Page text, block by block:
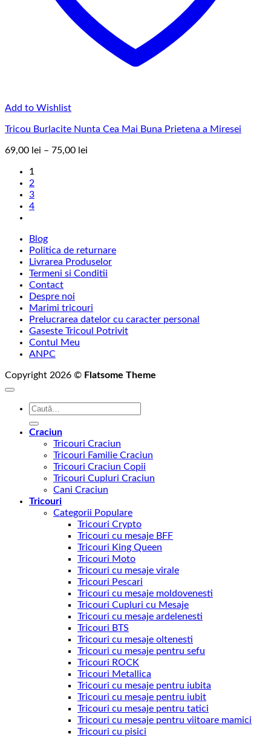
Add to Wishlist
Tricou Burlacite Nunta Cea Mai Buna Prietena a Miresei
69,00 lei – 75,00 lei
1
2
3
4
Blog
Politica de returnare
Livrarea Produselor
Termeni si Conditii
Contact
Despre noi
Marimi tricouri
Prelucrarea datelor cu caracter personal
Gaseste Tricoul Potrivit
Contul Meu
ANPC
Copyright 2026 © Flatsome Theme
Caută
Craciun
Tricouri Craciun
Tricouri Familie Craciun
Tricouri Craciun Copii
Tricouri Cupluri Craciun
Cani Craciun
Tricouri
Categorii Populare
Tricouri Crypto
Tricouri cu mesaje BFF
Tricouri King Queen
Tricouri Moto
Tricouri cu mesaje virale
Tricouri Pescari
Tricouri cu mesaje moldovenesti
Tricouri Cupluri cu Mesaje
Tricouri cu mesaje ardelenesti
Tricouri BTS
Tricouri cu mesaje oltenesti
Tricouri cu mesaje pentru sefu
Tricouri ROCK
Tricouri Metallica
Tricouri cu mesaje pentru iubita
Tricouri cu mesaje pentru iubit
Tricouri cu mesaje pentru tatici
Tricouri cu mesaje pentru viitoare mamici
Tricouri cu pisici